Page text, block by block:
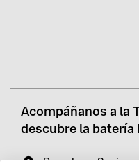
Acompáñanos a la
descubre la batería
Barcelona, Spain